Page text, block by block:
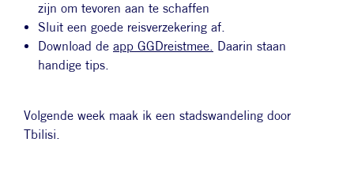
zijn om tevoren aan te schaffen
Sluit een goede reisverzekering af.
Download de app GGDreistmee. Daarin staan
handige tips.
Volgende week maak ik een stadswandeling door
Tbilisi.